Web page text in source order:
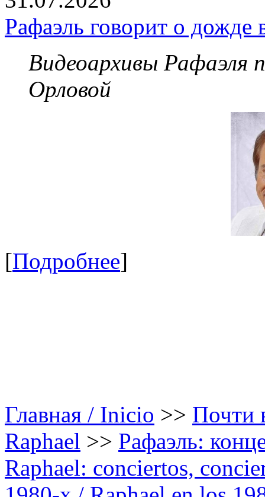
Рафаэль говорит о дожде
Видеоархивы Рафаэля
Орловой
[Подробнее]
Главная / Inicio >> Почти
Raphael >> Рафаэль:
Raphael: conciertos,